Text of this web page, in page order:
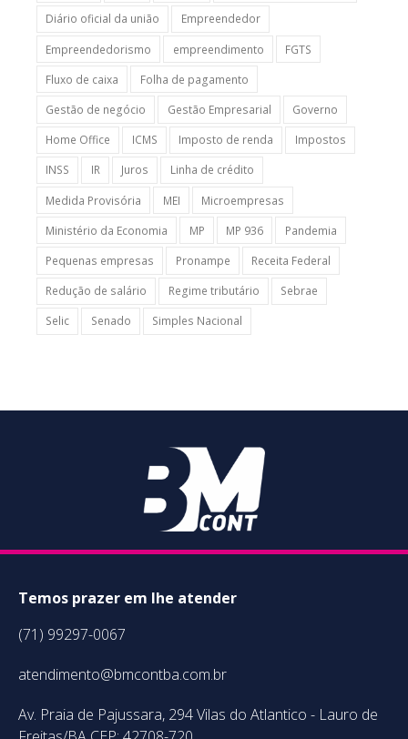
Diário oficial da união
Empreendedor
Empreendedorismo
empreendimento
FGTS
Fluxo de caixa
Folha de pagamento
Gestão de negócio
Gestão Empresarial
Governo
Home Office
ICMS Imposto de renda
Impostos
INSS
IR Juros
Linha de crédito
Medida Provisória
MEI
Microempresas
Ministério da Economia
MP MP 936
Pandemia
Pequenas empresas
Pronampe
Receita Federal
Redução de salário
Regime tributário
Sebrae
Selic
Senado Simples Nacional
Temos prazer em lhe atender
(71) 99297-0067
atendimento@bmcontba.com.br
Av. Praia de Pajussara, 294 Vilas do Atlantico - Lauro de